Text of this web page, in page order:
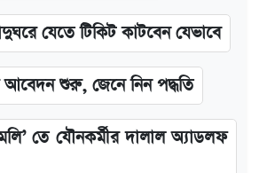
যেতে টিকিট কাটবেন যেভাবে
আবেদন শুরু, জেনে নিন পদ্ধতি
তে যৌনকর্মীর দালাল অ্যাডলফ